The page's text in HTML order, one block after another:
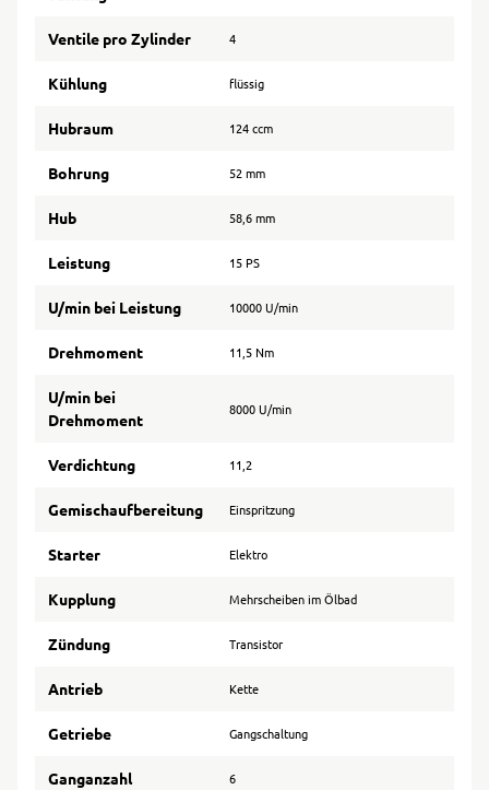
Ventile pro Zylinder 4
Kühlung flüssig
Hubraum 124 ccm
Bohrung 52 mm
Hub 58,6 mm
Leistung 15 PS
U/min bei Leistung 10000 U/min
Drehmoment 11,5 Nm
U/min bei
Drehmoment
8000 U/min
Verdichtung 11,2
Gemischaufbereitung Einspritzung
Starter Elektro
Kupplung Mehrscheiben im Ölbad
Zündung Transistor
Antrieb Kette
Getriebe Gangschaltung
Ganganzahl 6